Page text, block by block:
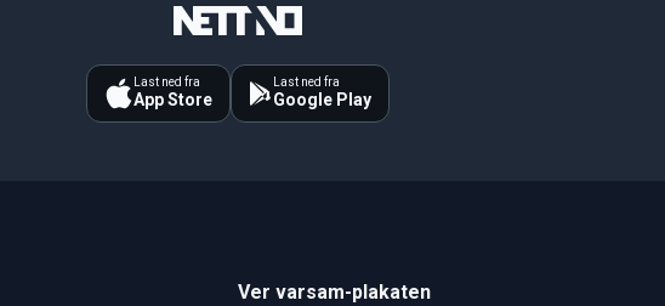
Last ned fra
App Store
Last ned fra
Google Play
Ver varsam-plakaten